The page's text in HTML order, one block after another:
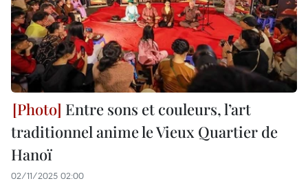
Entre sons et couleurs, l’art
traditionnel anime le Vieux Quartier de
Hanoï
02/11/2025 02:00